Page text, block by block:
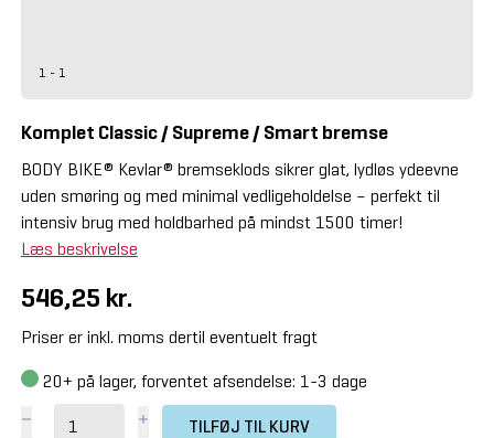
1 - 1
Komplet Classic / Supreme / Smart bremse
BODY BIKE® Kevlar® bremseklods sikrer glat, lydløs ydeevne
uden smøring og med minimal vedligeholdelse – perfekt til
intensiv brug med holdbarhed på mindst 1500 timer!
Læs beskrivelse
546,25 kr.
Priser er inkl. moms dertil eventuelt fragt
20+ på lager, forventet afsendelse: 1-3 dage
TILFØJ TIL KURV